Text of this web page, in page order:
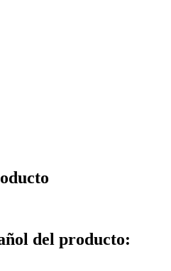
del producto: